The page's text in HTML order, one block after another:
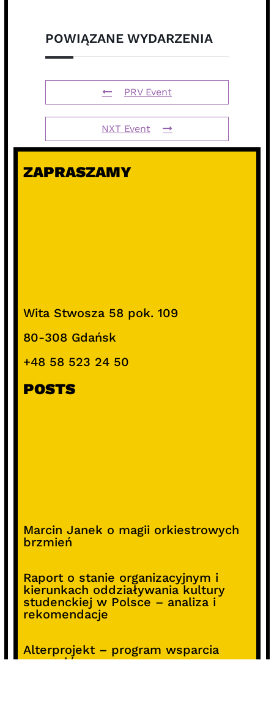
POWIĄZANE WYDARZENIA
PRV Event
NXT Event
ZAPRASZAMY
Wita Stwosza 58 pok. 109
80-308 Gdańsk
+48 58 523 24 50
POSTS
Marcin Janek o magii orkiestrowych
brzmień
Raport o stanie organizacyjnym i
kierunkach oddziaływania kultury
studenckiej w Polsce – analiza i
rekomendacje
Alterprojekt – program wsparcia
pomysłów